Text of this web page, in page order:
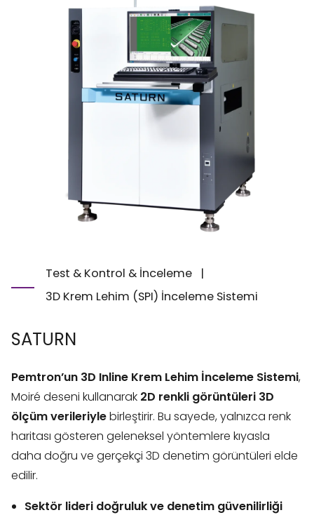
Test & Kontrol & İnceleme
|
3D Krem Lehim (SPI) İnceleme Sistemi
SATURN
Pemtron’un 3D Inline Krem Lehim İnceleme Sistemi,
Moiré deseni kullanarak 2D renkli görüntüleri 3D
ölçüm verileriylebirleştirir. Bu sayede, yalnızca renk
haritası gösteren geleneksel yöntemlere kıyasla
daha doğru ve gerçekçi 3D denetim görüntüleri elde
edilir.
Sektör lideri doğruluk ve denetim güvenilirliği